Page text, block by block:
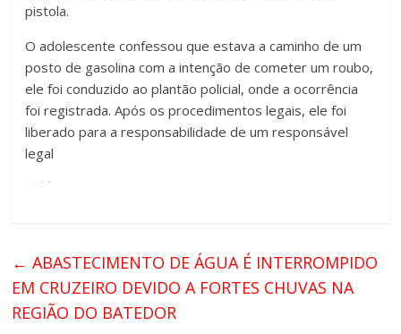
pistola.
O adolescente confessou que estava a caminho de um
posto de gasolina com a intenção de cometer um roubo,
ele foi conduzido ao plantão policial, onde a ocorrência
foi registrada. Após os procedimentos legais, ele foi
liberado para a responsabilidade de um responsável
legal
← ABASTECIMENTO DE ÁGUA É INTERROMPIDO
EM CRUZEIRO DEVIDO A FORTES CHUVAS NA
REGIÃO DO BATEDOR